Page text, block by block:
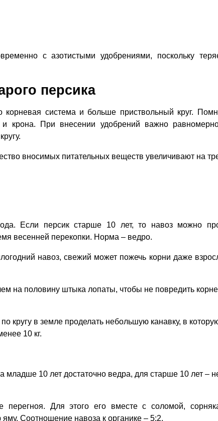
с азотистыми удобрениями, поскольку
персика
система и больше приствольный круг.
крона. При внесении удобрений важно
вносимых питательных веществ увеличивают на
Если персик старше 10 лет, то навоз можно
весенней перекопки. Норма – ведро.
навоз, свежий может пожечь корни даже
на половину штыка лопаты, чтобы не повредить
кругу в земле проделать небольшую канавку, в
10 кг.
младше 10 лет достаточно ведра, для старше 10 лет –
перегноя. Для этого его вместе с соломой,
Соотношение навоза к органике – 5:2.